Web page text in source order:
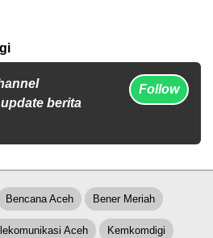
berita
Follow
Bencana Aceh Bener Meriah
Aceh Kemkomdigi